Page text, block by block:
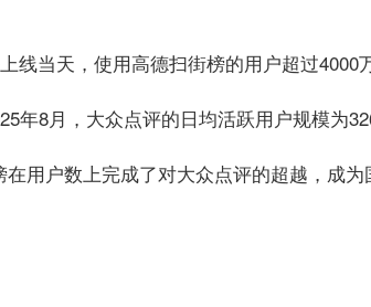
线当天，使用高德扫街榜的用户超过4000
年8月，大众点评的日均活跃用户规模为
用户数上完成了对大众点评的超越，成为